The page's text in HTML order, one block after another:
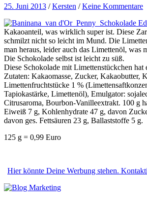
25. Juni 2013 /Kersten /Keine Kommentare
Kakaoanteil, was wirklich super ist. Diese
schmilzt nicht so leicht im Mund. Die
man heraus, leider auch das Limettenöl, was
Die Schokolade selbst ist leicht zu süß.
Diese Schokolade mit Limettenstückchen hat
Zutaten: Kakaomasse, Zucker, Kakaobutter,
Limettenfruchtstücke 1 %
Tapiokastärke, Limettenöl), Emulgator:
Citrusaroma, Bourbon-Vanilleextrakt. 100 g
Eiweiß 7 g, Kohlenhydrate 47 g, davon
davon ges. Fettsäuren 23 g, Ballaststoffe 5 g.
125 g = 0,99 Euro
Hier könnte Deine Werbung stehen.